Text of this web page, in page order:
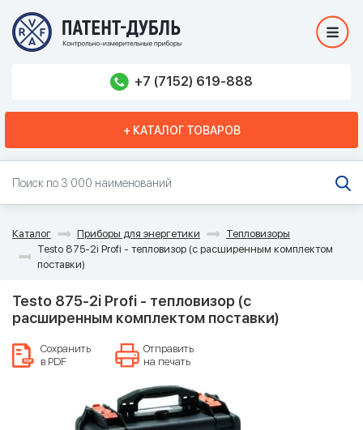
+7 (7152) 619-888
+ КАТАЛОГ ТОВАРОВ
Каталог Приборы для энергетики
Тепловизоры
Testo 875-2i Profi - тепловизор (с расширенным комплектом
поставки)
Testo 875-2i Profi - тепловизор (с
расширенным комплектом поставки)
Сохранить
в PDF
Отправить
на печать